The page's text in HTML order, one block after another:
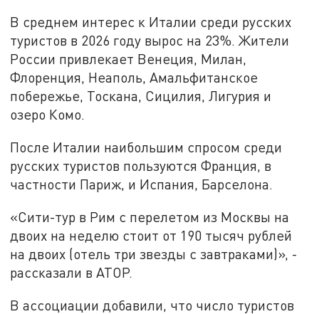
В среднем интерес к Италии среди русских
туристов в 2026 году вырос на 23%. Жители
России привлекает Венеция, Милан,
Флоренция, Неаполь, Амальфитанское
побережье, Тоскана, Сицилия, Лигурия и
озеро Комо.
После Италии наибольшим спросом среди
русских туристов пользуются Франция, в
частности Париж, и Испания, Барселона.
«Сити-тур в Рим с перелетом из Москвы на
двоих на неделю стоит от 190 тысяч рублей
на двоих (отель три звезды с завтраками)», -
рассказали в АТОР.
В ассоциации добавили, что число туристов